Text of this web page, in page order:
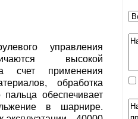
управления
высокой
счет применения
обработка
обеспечивает
в шарнире.